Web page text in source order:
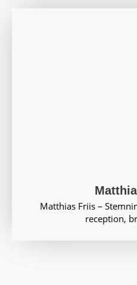
Matthias Friis –
reception,